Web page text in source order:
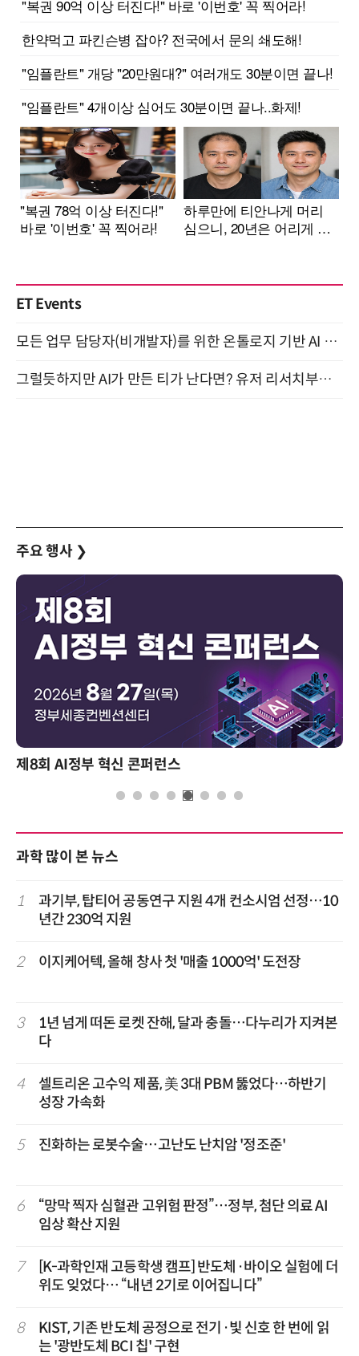
ET Events
모든 업무 담당자(비개발자)를 위한 온톨로지 기반 AI 지식체계 설계 1-day 워크숍 8월 20일 개최
그럴듯하지만 AI가 만든 티가 난다면? 유저 리서치부터 배포까지! (9/15)
주요 행사 ❯
제8회 AI정부 혁신 콘퍼런스
과학 많이 본 뉴스
1
과기부, 탑티어 공동연구 지원 4개 컨소시엄 선정…10
년간 230억 지원
2 이지케어텍, 올해 창사 첫 '매출 1000억' 도전장
3
1년 넘게 떠돈 로켓 잔해, 달과 충돌…다누리가 지켜본
다
4
셀트리온 고수익 제품, 美 3대 PBM 뚫었다…하반기
성장 가속화
5 진화하는 로봇수술…고난도 난치암 '정조준'
6
“망막 찍자 심혈관 고위험 판정”…정부, 첨단 의료 AI
임상 확산 지원
7
[K-과학인재 고등학생 캠프] 반도체·바이오 실험에 더
위도 잊었다… “내년 2기로 이어집니다”
8
KIST, 기존 반도체 공정으로 전기·빛 신호 한 번에 읽
는 '광반도체 BCI 칩' 구현